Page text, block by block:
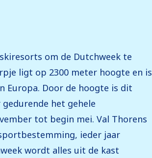
om de Dutchweek te
ligt op 2300 meter hoogte en is
Europa. Door de hoogte is dit
het gehele
tot begin mei. Val Thorens
ieder jaar
wordt alles uit de kast